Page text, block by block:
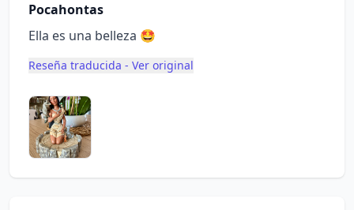
Pocahontas
Ella es una belleza 🤩
Reseña traducida - Ver original